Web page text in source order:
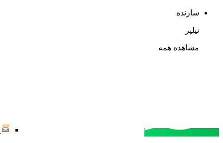
سازنده
نیلپر
مشاهده همه